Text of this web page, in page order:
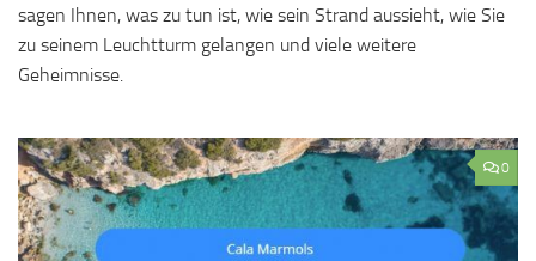
sagen Ihnen, was zu tun ist, wie sein Strand aussieht, wie Sie
zu seinem Leuchtturm gelangen und viele weitere
Geheimnisse.
0